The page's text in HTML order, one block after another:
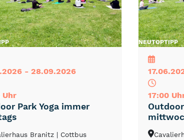
- 28.09.2026
Uhr
Park Yoga immer
Branitz | Cottbus
NEUTOPTIPP
17:00